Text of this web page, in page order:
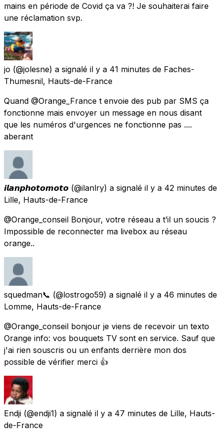
mains en période de Covid ça va ?! Je souhaiterai faire
une réclamation svp.
jo (@jolesne) a signalé il y a 41 minutes de Faches-
Thumesnil, Hauts-de-France
Quand @Orange_France t envoie des pub par SMS ça
fonctionne mais envoyer un message en nous disant
que les numéros d'urgences ne fonctionne pas ....
aberant
𝙞𝙡𝙖𝙣𝙥𝙝𝙤𝙩𝙤𝙢𝙤𝙩𝙤 (@ilanlry) a signalé il y a 42 minutes de
Lille, Hauts-de-France
@Orange_conseil Bonjour, votre réseau a t’il un soucis ?
Impossible de reconnecter ma livebox au réseau
orange..
squedman📞 (@lostrogo59) a signalé il y a 46 minutes de
Lomme, Hauts-de-France
@Orange_conseil bonjour je viens de recevoir un texto
Orange info: vos bouquets TV sont en service. Sauf que
j'ai rien souscris ou un enfants derrière mon dos
possible de vérifier merci 👍
Endji (@endji1) a signalé il y a 47 minutes de Lille, Hauts-
de-France